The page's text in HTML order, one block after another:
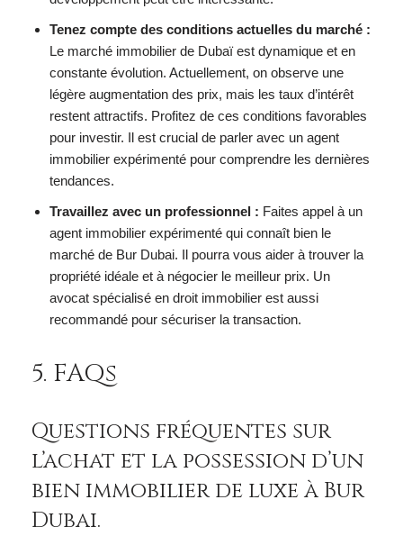
Tenez compte des conditions actuelles du marché :
Le marché immobilier de Dubaï est dynamique et en
constante évolution. Actuellement, on observe une
légère augmentation des prix, mais les taux d’intérêt
restent attractifs. Profitez de ces conditions favorables
pour investir. Il est crucial de parler avec un agent
immobilier expérimenté pour comprendre les dernières
tendances.
Travaillez avec un professionnel : Faites appel à un
agent immobilier expérimenté qui connaît bien le
marché de Bur Dubai. Il pourra vous aider à trouver la
propriété idéale et à négocier le meilleur prix. Un
avocat spécialisé en droit immobilier est aussi
recommandé pour sécuriser la transaction.
5. FAQs
Questions fréquentes sur
l’achat et la possession d’un
bien immobilier de luxe à Bur
Dubai.